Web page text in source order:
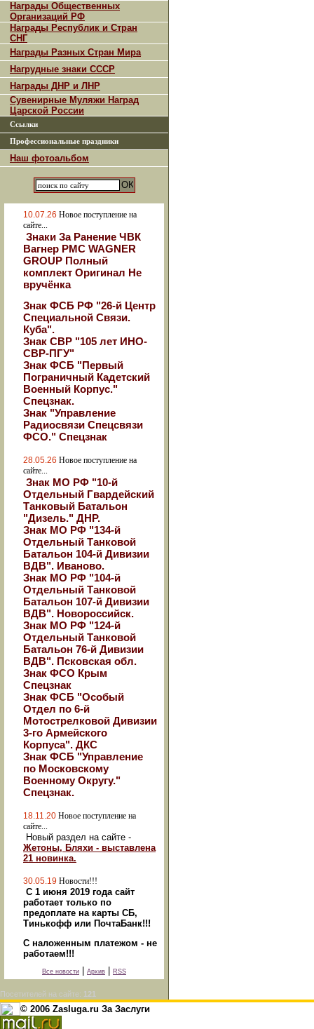
Награды Общественных
Организаций РФ
Награды Республик и Стран
СНГ
Награды Разных Стран Мира
Нагрудные знаки СССР
Награды ДНР и ЛНР
Сувенирные Муляжи Наград
Царской России
Ссылки
Профессиональные праздники
Наш фотоальбом
10.07.26 Новое поступление на
сайте...
Знаки За Ранение ЧВК
Вагнер РМС WAGNER
GROUP Полный
комплект Оригинал Не
вручёнка
Знак ФСБ РФ "26-й Центр
Специальной Связи.
Куба".
Знак СВР "105 лет ИНО-
СВР-ПГУ"
Знак ФСБ "Первый
Пограничный Кадетский
Военный Корпус."
Спецзнак.
Знак "Управление
Радиосвязи Спецсвязи
ФСО." Спецзнак
28.05.26 Новое поступление на
сайте...
Знак МО РФ "10-й
Отдельный Гвардейский
Танковый Батальон
"Дизель." ДНР.
Знак МО РФ "134-й
Отдельный Танковой
Батальон 104-й Дивизии
ВДВ". Иваново.
Знак МО РФ "104-й
Отдельный Танковой
Батальон 107-й Дивизии
ВДВ". Новороссийск.
Знак МО РФ "124-й
Отдельный Танковой
Батальон 76-й Дивизии
ВДВ". Псковская обл.
Знак ФСО Крым
Спецзнак
Знак ФСБ "Особый
Отдел по 6-й
Мотострелковой Дивизии
3-го Армейского
Корпуса". ДКС
Знак ФСБ "Управление
по Московскому
Военному Округу."
Спецзнак.
18.11.20 Новое поступление на
сайте...
Новый раздел на сайте -
Жетоны, Бляхи - выставлена
21 новинка.
30.05.19 Новости!!!
С 1 июня 2019 года сайт
работает только по
предоплате на карты СБ,
Тинькофф или ПочтаБанк!!!
С наложенным платежом - не
работаем!!!
Все новости Архив RSS
Посетителей на сайте: 121
© 2006 Zasluga.ru За Заслуги